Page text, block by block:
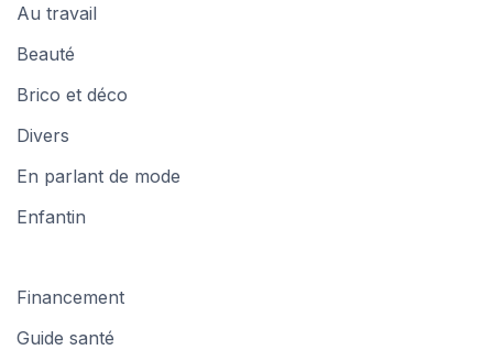
Au travail
Beauté
Brico et déco
Divers
En parlant de mode
Enfantin
Financement
Guide santé